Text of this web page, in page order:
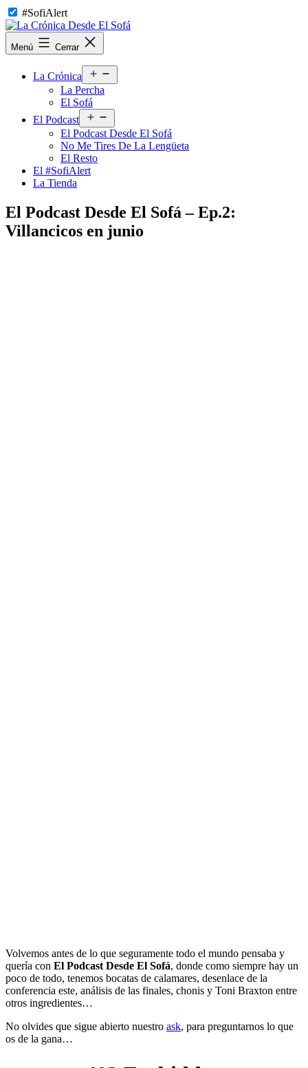
Saltar
al
contenido
#SofiAlert
La
Crónica
Menú Cerrar
La Crónica
el
La Percha
El Sofá
El Podcast
el
menú
El Podcast Desde El Sofá
No Me Tires De La Lengüeta
El Resto
El #SofiAlert
La Tienda
El Podcast Desde El Sofá – Ep.2:
Villancicos en junio
Volvemos antes de lo que seguramente todo el mundo pensaba y
quería con El Podcast Desde El Sofá, donde como siempre hay un
poco de todo, tenemos bocatas de calamares, desenlace de la
conferencia este, análisis de las finales, chonis y Toni Braxton entre
otros ingredientes…
No olvides que sigue abierto nuestro ask, para preguntarnos lo que
os de la gana…